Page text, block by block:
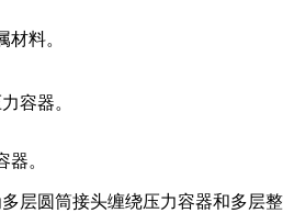
料。
容器。
。
层圆筒接头缠绕压力容器和多层整